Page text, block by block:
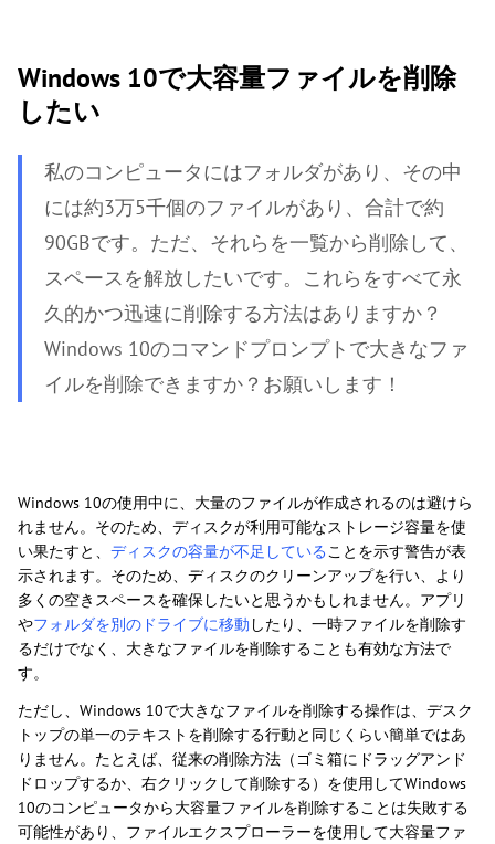
Windows 10で大容量ファイルを削除
したい
私のコンピュータにはフォルダがあり、その中
には約3万5千個のファイルがあり、合計で約
90GBです。ただ、それらを一覧から削除して、
スペースを解放したいです。これらをすべて永
久的かつ迅速に削除する方法はありますか？
Windows 10のコマンドプロンプトで大きなファ
イルを削除できますか？お願いします！
Windows 10の使用中に、大量のファイルが作成されるのは避けら
れません。そのため、ディスクが利用可能なストレージ容量を使
い果たすと、 ディスクの容量が不足していることを示す警告が表
示されます。そのため、ディスクのクリーンアップを行い、より
多くの空きスペースを確保したいと思うかもしれません。アプリ
やフォルダを別のドライブに移動 したり、一時ファイルを削除す
るだけでなく、大きなファイルを削除することも有効な方法で
す。
ただし、Windows 10で大きなファイルを削除する操作は、デスク
トップの単一のテキストを削除する行動と同じくらい簡単ではあ
りません。たとえば、従来の削除方法（ゴミ箱にドラッグアンド
ドロップするか、右クリックして削除する）を使用してWindows
10のコンピュータから大容量ファイルを削除することは失敗する
可能性があり、ファイルエクスプローラーを使用して大容量ファ